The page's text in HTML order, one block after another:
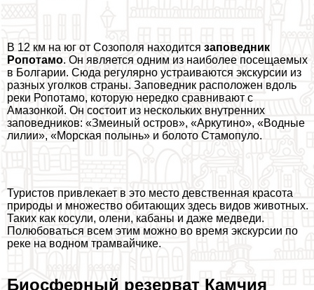
В 12 км на юг от Созополя находится заповедник
Ропотамо. Он является одним из наиболее посещаемых
в Болгарии. Сюда регулярно устраиваются экскурсии из
разных уголков страны. Заповедник расположен вдоль
реки Ропотамо, которую нередко сравнивают с
Амaзoнкой. Он состоит из нескольких внутренних
заповедников: «Змеиный остров», «Аркутино», «Водные
лилии», «Морская полынь» и болото Стамопуло.
Туристов привлекает в это место дeвcтвeнная красота
природы и множество обитающих здесь видов животных.
Таких как косули, олени, кабаны и даже медведи.
Полюбоваться всем этим можно во время экскурсии по
реке на водном трамвайчике.
Биосферный резерват Камчия